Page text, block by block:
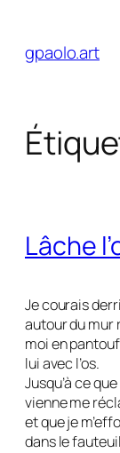
contenu
gpaolo.art
Lâche
Je courais
autour du mur
moi en
lui avec l’os.
Jusqu’à ce
vienne me
et que je
dans le